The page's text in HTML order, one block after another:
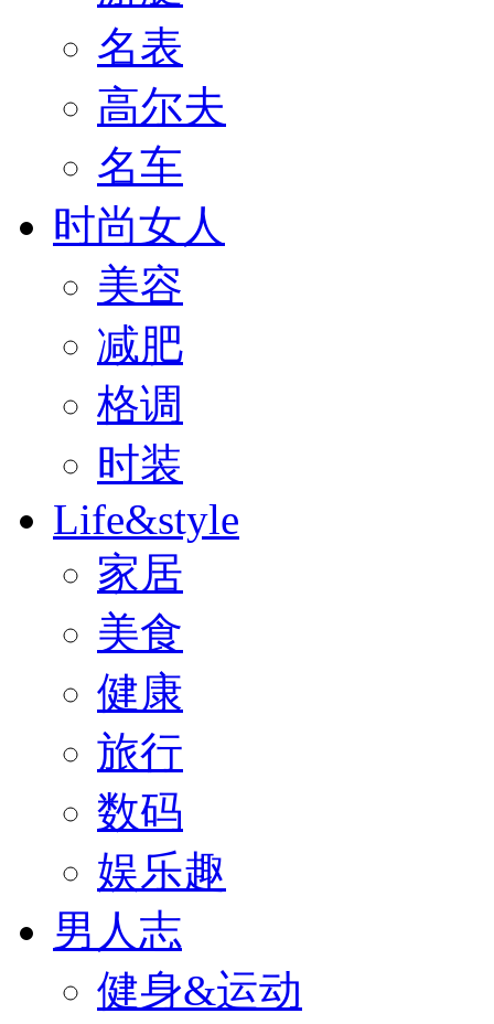
名表
高尔夫
名车
时尚女人
美容
减肥
格调
时装
Life&style
家居
美食
健康
旅行
数码
娱乐趣
男人志
健身&运动